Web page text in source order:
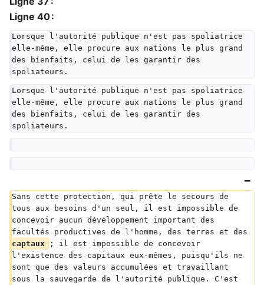
Ligne 40 :
Lorsque l'autorité publique n'est pas spoliatrice
elle-même, elle procure aux nations le plus grand
des bienfaits, celui de les garantir des
spoliateurs.
Lorsque l'autorité publique n'est pas spoliatrice
elle-même, elle procure aux nations le plus grand
des bienfaits, celui de les garantir des
spoliateurs.
Sans cette protection, qui prête le secours de
tous aux besoins d'un seul, il est impossible de
concevoir aucun développement important des
facultés productives de l'homme, des terres et des
captaux
; il est impossible de concevoir
l'existence des capitaux eux-mêmes, puisqu'ils ne
sont que des valeurs accumulées et travaillant
sous la sauvegarde de l'autorité publique. C'est